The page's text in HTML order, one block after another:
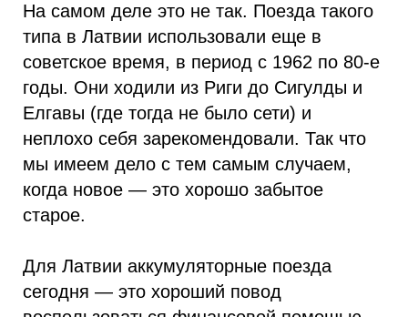
На самом деле это не так. Поезда такого
типа в Латвии использовали еще в
советское время, в период с 1962 по 80-е
годы. Они ходили из Риги до Сигулды и
Елгавы (где тогда не было сети) и
неплохо себя зарекомендовали. Так что
мы имеем дело с тем самым случаем,
когда новое — это хорошо забытое
старое.
Для Латвии аккумуляторные поезда
сегодня — это хороший повод